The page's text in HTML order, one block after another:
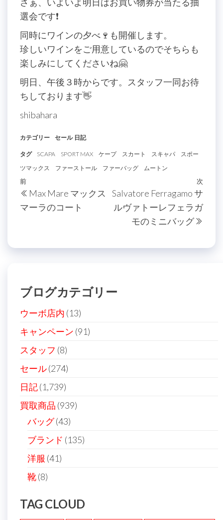
選会です❗️
同時にワインの夕べ🍷も開催します。
珍しいワインをご用意しているのでそちらも
楽しみにしてくださいね🤗
明日、午後３時からです。スタッフ一同お待
ちしております👋
shibahara
カテゴリー セール 日記
タグ SCAPA SPORT MAX ケープ スカート スキャパ
スポー
ツマックス
ファーストール ファーバッグ ムートン
投
稿
ナ
ゲ
シ
ョ
ン
過
去
の
前
Max Mare マックス
マーラのコート
次
次
Salvatore Ferragamo サ
ルヴァトーレフェラガ
モのミニバッグ
ブログカテゴリー
ウーボ店内 (13)
キャンペーン (91)
スタッフ (8)
セール(274)
日記(1,739)
買取商品 (939)
バッグ(43)
ブランド (135)
洋服 (41)
靴(8)
TAG CLOUD